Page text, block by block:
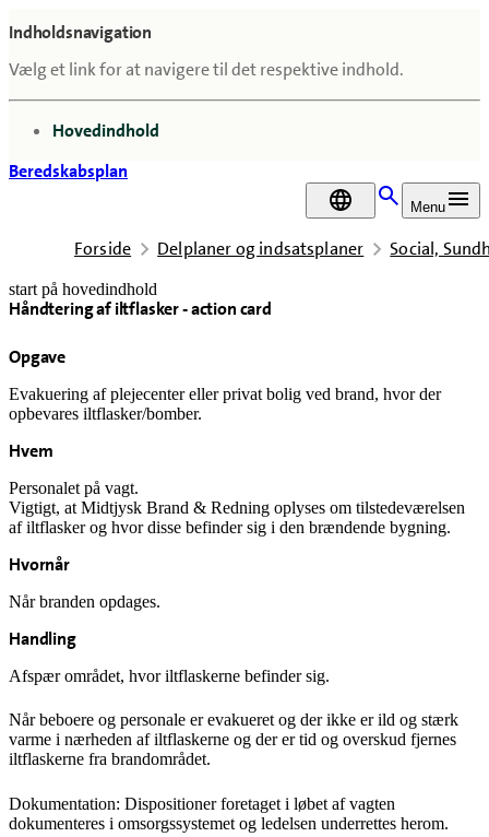
Indholdsnavigation
Vælg et link for at navigere til det respektive indhold.
gå til
Hovedindhold
Beredskabsplan
DA
Menu
Forside Delplaner og indsatsplaner Social,
start på hovedindhold
Håndtering af iltflasker - action card
senest opdateret 18. februar 2026
Opgave
Evakuering af plejecenter eller privat bolig ved brand, hvor der
opbevares iltflasker/bomber.
Hvem
Personalet på vagt.
Vigtigt, at Midtjysk Brand & Redning oplyses om tilstedeværelsen
af iltflasker og hvor disse befinder sig i den brændende bygning.
Hvornår
Når branden opdages.
Handling
Afspær området, hvor iltflaskerne befinder sig.
Når beboere og personale er evakueret og der ikke er ild og stærk
varme i nærheden af iltflaskerne og der er tid og overskud fjernes
iltflaskerne fra brandområdet.
Dokumentation: Dispositioner foretaget i løbet af vagten
dokumenteres i omsorgssystemet og ledelsen underrettes herom.